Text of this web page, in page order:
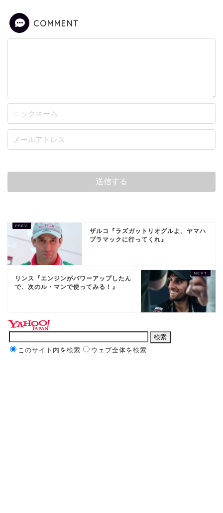
COMMENT
ザルコ『ラズガットリオグルよ、ヤマハ
プラマックに行ってくれ』
リンス『エンジンがパワーアップしたん
で、次のル・マンで使ってみる！』
このサイト内を検索 ウェブ全体を検索